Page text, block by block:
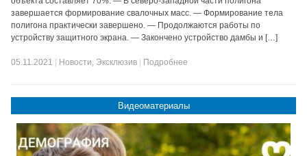
завершается формирование свалочных масс. — Формирование тела
полигона практически завершено. — Продолжаются работы по
устройству защитного экрана. — Закончено устройство дамбы и […]
05.11.2021 Новости, Эксклюзив Подробнее
Видеоматериалы